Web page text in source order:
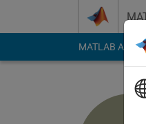
MATLAB